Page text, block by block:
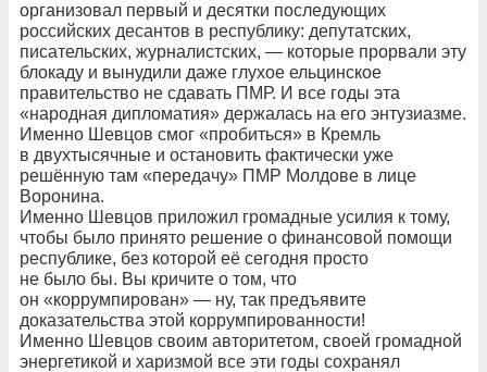
организовал первый и десятки последующих
российских десантов в республику: депутатских,
писательских, журналистских, — которые прорвали эту
блокаду и вынудили даже глухое ельцинское
правительство не сдавать ПМР. И все годы эта
«народная дипломатия» держалась на его энтузиазме.
Именно Шевцов смог «пробиться» в Кремль
в двухтысячные и остановить фактически уже
решённую там «передачу» ПМР Молдове в лице
Воронина.
Именно Шевцов приложил громадные усилия к тому,
чтобы было принято решение о финансовой помощи
республике, без которой её сегодня просто
не было бы. Вы кричите о том, что
он «коррумпирован» — ну, так предъявите
доказательства этой коррумпированности!
Именно Шевцов своим авторитетом, своей громадной
энергетикой и харизмой все эти годы сохранял